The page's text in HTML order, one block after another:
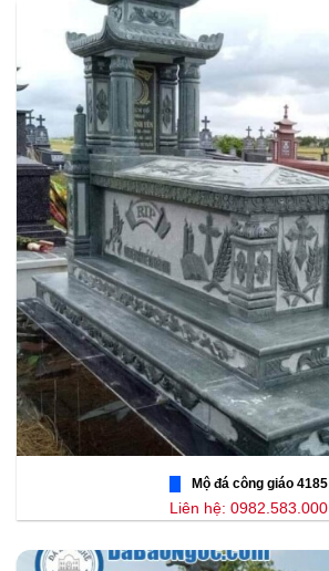
Mộ đá công giáo 4185
Liên hệ: 0982.583.000